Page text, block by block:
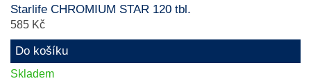
Starlife CHROMIUM STAR 120 tbl.
585 Kč
Do košíku
Skladem